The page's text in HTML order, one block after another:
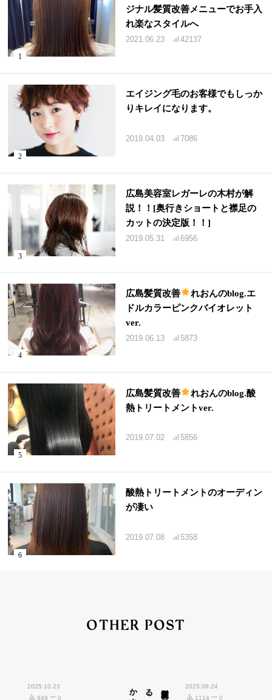
ジナル髪質改善メニューでお手入
れ楽なスタイルへ
2021.06.23 42137
エイジング毛のお客様でもしっか
りキレイになります。
2019.04.03 7086
広島美容室レガーレの木村が解
説！！[奥行きショートと襟足の
カットの決定版！！]
2019.05.31 6956
広島髪質改善
れおんのblog.エ
ドルカラーピンクバイオレット
ver.
2019.06.13 5873
広島髪質改善
れおんのblog.酸
熱トリートメントver.
2019.07.02 5856
酸熱トリートメントのオーディン
が凄い
2019.07.08 5358
OTHER POST
2025.10.23
949
0
2025.08.24
1114
0